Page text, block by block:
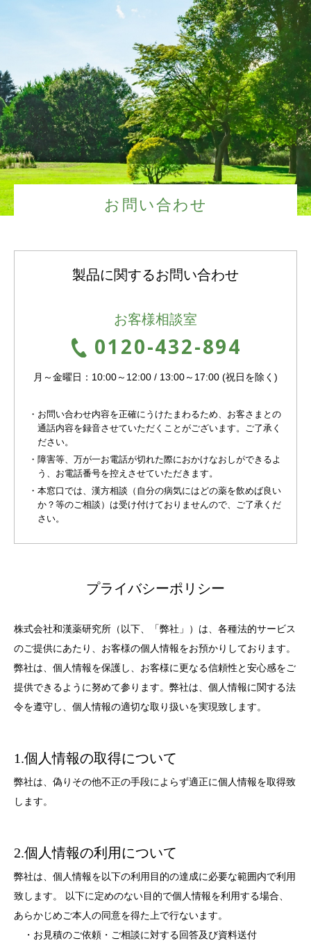
お問い合わせ
製品に関するお問い合わせ
お客様相談室
0120-432-894
月～金曜日：10:00～12:00 / 13:00～17:00 (祝日を除く)
・お問い合わせ内容を正確にうけたまわるため、お客さまとの
通話内容を録音させていただくことがございます。ご了承く
ださい。
・障害等、万が一お電話が切れた際におかけなおしができるよ
う、お電話番号を控えさせていただきます。
・本窓口では、漢方相談（自分の病気にはどの薬を飲めば良い
か？等のご相談）は受け付けておりませんので、ご了承くだ
さい。
プライバシーポリシー
株式会社和漢薬研究所（以下、「弊社」）は、各種法的サービス
のご提供にあたり、お客様の個人情報をお預かりしております。
弊社は、個人情報を保護し、お客様に更なる信頼性と安心感をご
提供できるように努めて参ります。弊社は、個人情報に関する法
令を遵守し、個人情報の適切な取り扱いを実現致します。
1.個人情報の取得について
弊社は、偽りその他不正の手段によらず適正に個人情報を取得致
します。
2.個人情報の利用について
弊社は、個人情報を以下の利用目的の達成に必要な範囲内で利用
致します。 以下に定めのない目的で個人情報を利用する場合、
あらかじめご本人の同意を得た上で行ないます。
・お見積のご依頼・ご相談に対する回答及び資料送付